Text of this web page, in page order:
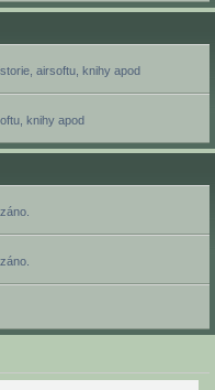
airsoftu, knihy apod
knihy apod